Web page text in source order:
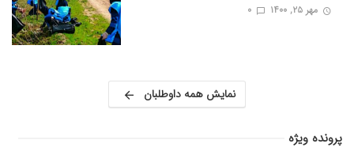
مهر ۲۵, ۱۴۰۰ 0
نمایش همه داوطلبان
پرونده ویژه